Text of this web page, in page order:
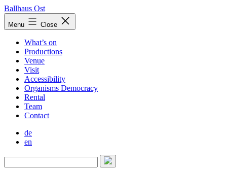
Skip
to
content
Ballhaus Ost
Ballhaus
Ost
Menu Close
What’s on
Productions
Venue
Visit
Accessibility
Organisms Democracy
Rental
Team
Contact
de
en